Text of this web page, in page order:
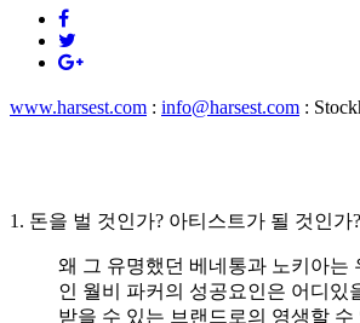
www.harsest.com : info@harsest.com :
1. 돈을 벌 것인가? 아티스트가 될 것인
왜 그 유명했던 베네통과 노키아는
인 월비 파커의 성공요인은 어디있
받을 수 있는 브랜드로의 영생할